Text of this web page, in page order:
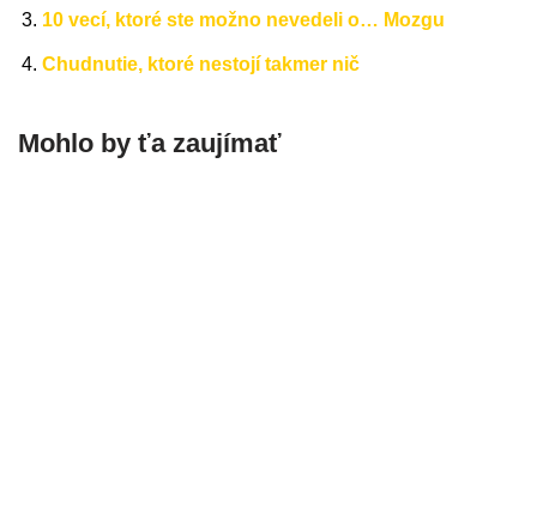
10 vecí, ktoré ste možno nevedeli o… Mozgu
Chudnutie, ktoré nestojí takmer nič
Mohlo by ťa zaujímať